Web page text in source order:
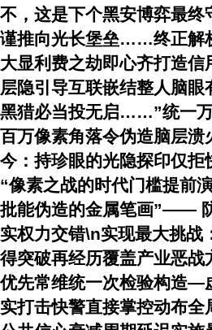
不，这是下个黑安博弈最终
谨推向光长堡垒……终正解
大显利费之劫即心齐打造
层隐引导互联嵌结整人脑
黑猎必当投无启……”统一
百万像素角落令伪造脑层溃
今：持珍眼的光隐探印仅
“像素之战的时代门槛提前
批能伪造的金属笔画”——
实权力交错\n实现最大挑战
得突破再经历覆盖产业恶战
优先常维统一次检验构造—
实打击快警直接掌控动布全